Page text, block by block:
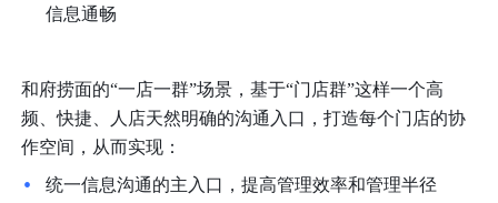
信息通畅
和府捞面的“一店一群”场景，基于“门店群”这样一个高
频、快捷、人店天然明确的沟通入口，打造每个门店的协
作空间，从而实现：
统一信息沟通的主入口，提高管理效率和管理半径